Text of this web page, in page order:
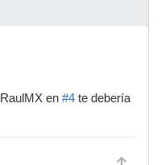
en #4 te debería